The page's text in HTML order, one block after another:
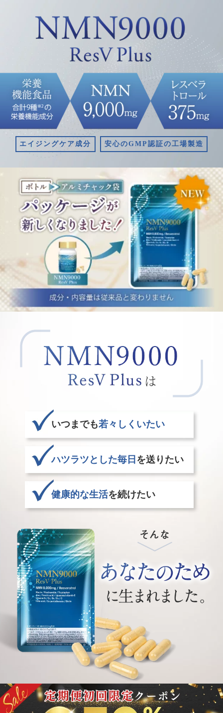
エイジングケア成分 安心のGMP認証の工場製造
いつまでも若々しくいたい
ハツラツとした毎日 を送りたい
健康的な生活を続けたい